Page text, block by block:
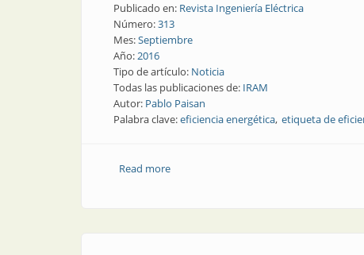
Publicado en: Revista Ingeniería Eléctrica
Número:313
Mes:Septiembre
Año:2016
Tipo de artículo: Noticia
Todas las publicaciones de: IRAM
Autor: Pablo Paisan
Palabra clave:eficiencia energética etiqueta de
Read moreabout Noticia | Etiquetado de eficiencia